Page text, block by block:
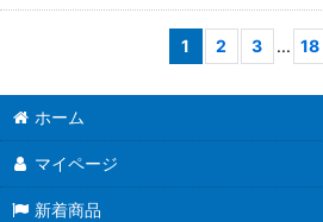
1 2 3 ... 18
ホーム
マイページ
新着商品